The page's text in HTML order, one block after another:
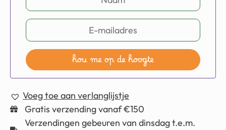
hou me op de hoogte
Voeg toe aan verlanglijstje
Gratis verzending vanaf €150
Verzendingen gebeuren van dinsdag t.e.m.